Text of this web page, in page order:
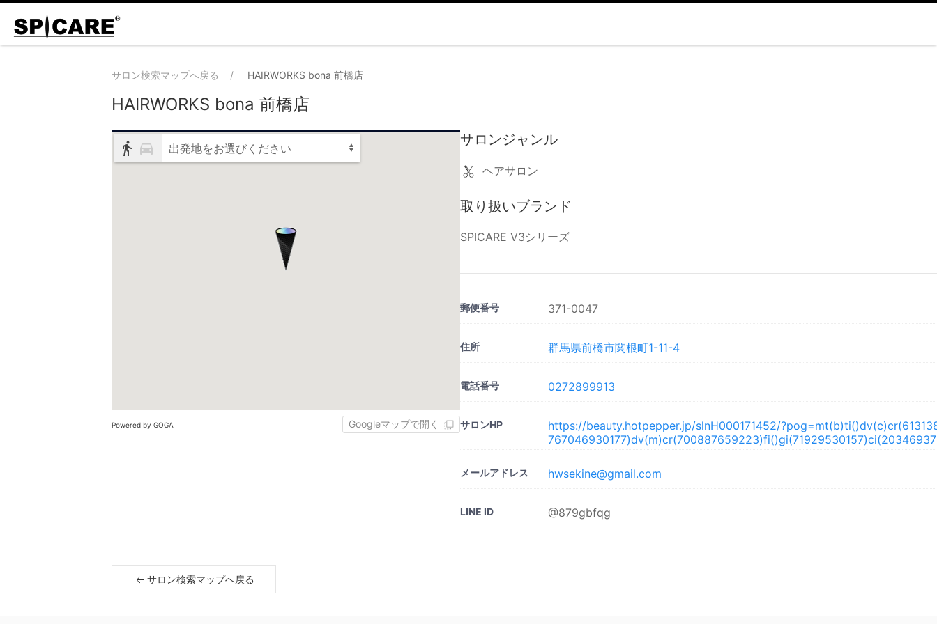
サロン検索マップへ戻る HAIRWORKS bona 前橋店
HAIRWORKS bona 前橋店
出発地をお選びください
Powered by GOGA Googleマップで開く
サロンジャンル
ヘアサロン
取り扱いブランド
SPICARE V3シリーズ
郵便番号 371-0047
住所 群馬県前橋市関根町1-11-4
電話番号 0272899913
サロンHP
https://beauty.hotpepper.jp/slnH000171452/
メールアドレス hwsekine@gmail.com
LINE ID @879gbfqg
サロン検索マップへ戻る